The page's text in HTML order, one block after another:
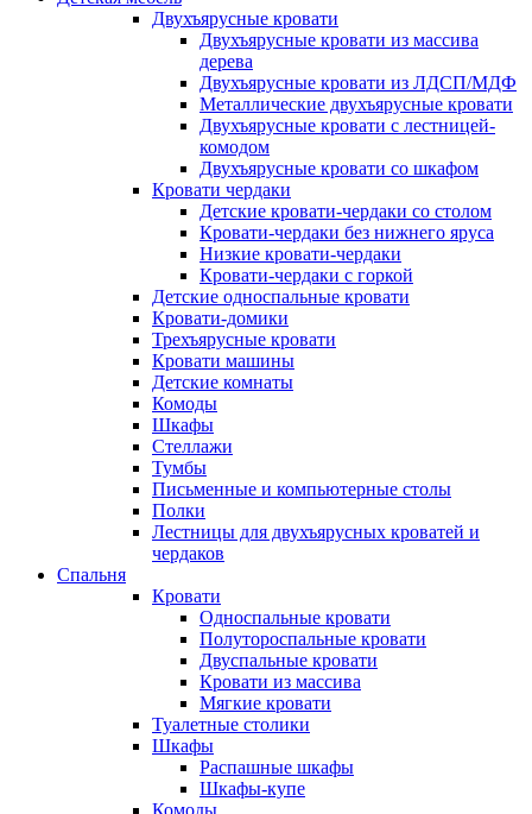
Двухъярусные кровати
Двухъярусные кровати из массива
дерева
Двухъярусные кровати из ЛДСП/МДФ
Металлические двухъярусные кровати
Двухъярусные кровати с лестницей-
комодом
Двухъярусные кровати со шкафом
Кровати чердаки
Детские кровати-чердаки со столом
Кровати-чердаки без нижнего яруса
Низкие кровати-чердаки
Кровати-чердаки с горкой
Детские односпальные кровати
Кровати-домики
Трехъярусные кровати
Кровати машины
Детские комнаты
Комоды
Шкафы
Стеллажи
Тумбы
Письменные и компьютерные столы
Полки
Лестницы для двухъярусных кроватей и
чердаков
Спальня
Кровати
Односпальные кровати
Полутороспальные кровати
Двуспальные кровати
Кровати из массива
Мягкие кровати
Туалетные столики
Шкафы
Распашные шкафы
Шкафы-купе
Комоды